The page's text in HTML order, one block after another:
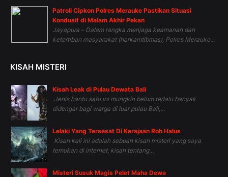
Patroli Cipkon Polres Merauke Pastikan Situasi
Kondusif di Malam Akhir Pekan
Jayapura – Dalam rangka menjaga keamanan dan
ketertiban masyarakat (harkamtibmas), Polres Merauke...
KISAH MISTERI
Kisah Leak di Pulau Dewata Bali
Jenis hantu satu ini mungkin belum terlalu banyak
didengar bagi warga di luar pulau Bali,...
Lelaki Yang Tersesat Di Kerajaan Roh Halus
Kisah kali ini adalah sebuah kisah misteri yang saya
temukan di internet, kisah tentang...
Misteri Susuk Magis Pelet Maha Dewa